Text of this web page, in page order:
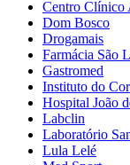
Centro Clínico
Dom Bosco
Drogamais
Farmácia São
Gastromed
Instituto do
Hospital João
Labclin
Laboratório
Lula Lelé